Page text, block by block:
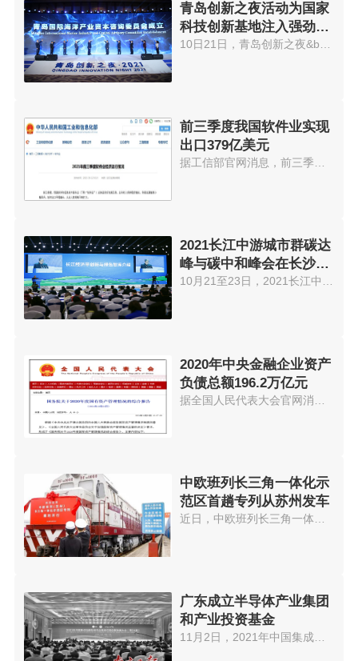
青岛创新之夜活动为国家
科技创新基地注入强劲动
能
前三季度我国软件业实现
出口379亿美元
据工信部官网消息，前三季度，我...
2021长江中游城市群碳达
峰与碳中和峰会在长沙举
办
10月21至23日，2021长江中游城市...
2020年中央金融企业资产
负债总额196.2万亿元
中欧班列长三角一体化示
范区首趟专列从苏州发车
广东成立半导体产业集团
和产业投资基金
11月2日，2021年中国集成电路制...